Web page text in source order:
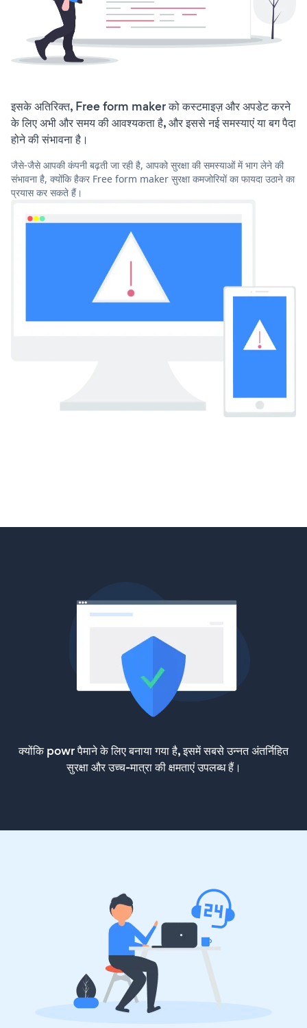
इसके अतिरिक्त, Free form maker को कस्टमाइज़ और अपडेट करने
के लिए अभी और समय की आवश्यकता है, और इससे नई समस्याएं या बग पैदा
होने की संभावना है।
जैसे-जैसे आपकी कंपनी बढ़ती जा रही है, आपको सुरक्षा की समस्याओं में भाग लेने की
संभावना है, क्योंकि हैकर Free form maker सुरक्षा कमजोरियों का फायदा उठाने का
प्रयास कर सकते हैं।
क्योंकि powr पैमाने के लिए बनाया गया है, इसमें सबसे उन्नत अंतर्निहित
सुरक्षा और उच्च-मात्रा की क्षमताएं उपलब्ध हैं।